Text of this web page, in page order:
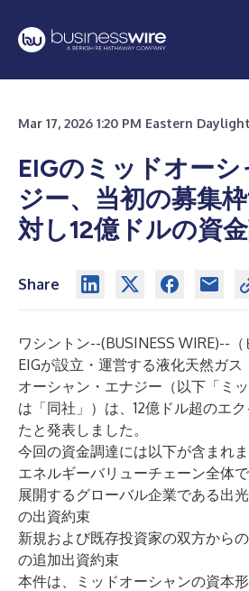
Mar 17, 2026 1:20 PM Eastern
EIGのミッドオー
ジー、当初の募集
対し12億ドルの資
Share
ワシントン--(BUSINESS WIRE)--
EIGが設立・運営する液化天然ガス
オーシャン・エナジー（以下「ミ
は「同社」）は、12億ドル超のエ
たと発表しました。
今回の資金調達には以下が含まれま
エネルギーバリューチェーン全体
展開するグローバル企業である出
の出資約束
新規および既存投資家の双方から
の追加出資約束
本件は、ミッドオーシャンの資本